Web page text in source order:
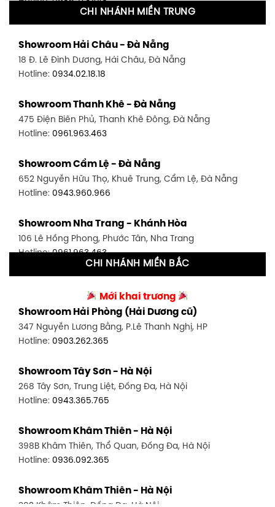
1411 Đường 3/2, P. 16, Quận 11, TP. HCM
Hotline:0906.256.759
1448 Huỳnh Tấn Phát, Phú Thuận, Quận 7, TP HCM
Hotline:0946.480.580
348 Đ. Bạch Đằng, P. 14, Bình Thạnh, TP HCM
Hotline:0902.716.230
591 Hoàng Văn Thụ, P. 4, Tân Bình, TP HCM
Hotline:0906.256.759
0986.71.8448
Showroom Thuận An - Bình Dương
66 đường DT743, An Phú, Thuận An, Bình Dương
Showroom Biên Hòa - Đồng Nai
452 Nguyễn Ái Quốc, Tân Tiến, TP. Biên Hòa, Đồng Nai
CHI NHÁNH MIỀN TRUNG
Showroom Hải Châu - Đà Nẵng
18 Đ. Lê Đình Dương, Hải Châu, Đà Nẵng
Hotline: 0934.02.18.18
Showroom Thanh Khê - Đà Nẵng
475 Điện Biên Phủ, Thanh Khê Đông, Đà Nẵng
Hotline: 0961.963.463
Showroom Cẩm Lệ - Đà Nẵng
652 Nguyễn Hữu Thọ, Khuê Trung, Cẩm Lệ, Đà Nẵng
Hotline: 0943.960.966
Showroom Nha Trang - Khánh Hòa
106 Lê Hồng Phong, Phước Tân, Nha Trang
Hotline:0961.963.463
27-29 Nguyễn Sỹ Sách, Hưng Bình, TP Vinh, Nghệ An
Hotline:0943.960.966
Showroom Buôn Ma Thuột
Hotline:0934.02.18.18
CHI NHÁNH MIỀN BẮC
Mới khai trương
Showroom Hải Phòng (Hải Dương cũ)
347 Nguyễn Lương Bằng, P.Lê Thanh Nghị, HP
Hotline: 0903.262.365
Showroom Tây Sơn - Hà Nội
268 Tây Sơn, Trung Liệt, Đống Đa, Hà Nội
Hotline: 0943.365.765
Showroom Khâm Thiên - Hà Nội
398B Khâm Thiên, Thổ Quan, Đống Đa, Hà Nội
Hotline: 0936.092.365
Showroom Khâm Thiên - Hà Nội